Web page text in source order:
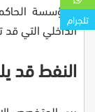
المؤسسة
الداخلي التي
النفط قد يلامس
تلجرام